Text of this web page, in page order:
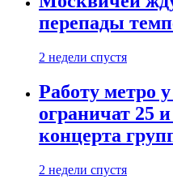
перепады
2 недели спустя
Работу метро
ограничат 25
концерта
2 недели спустя